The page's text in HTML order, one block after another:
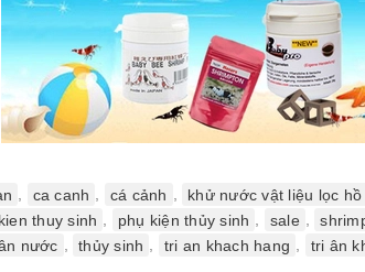
ca canh cá cảnh khử nước vật liệu lọc
thuy sinh phụ kiện thủy sinh sale
nước
thủy sinh tri an khach hang tri ân